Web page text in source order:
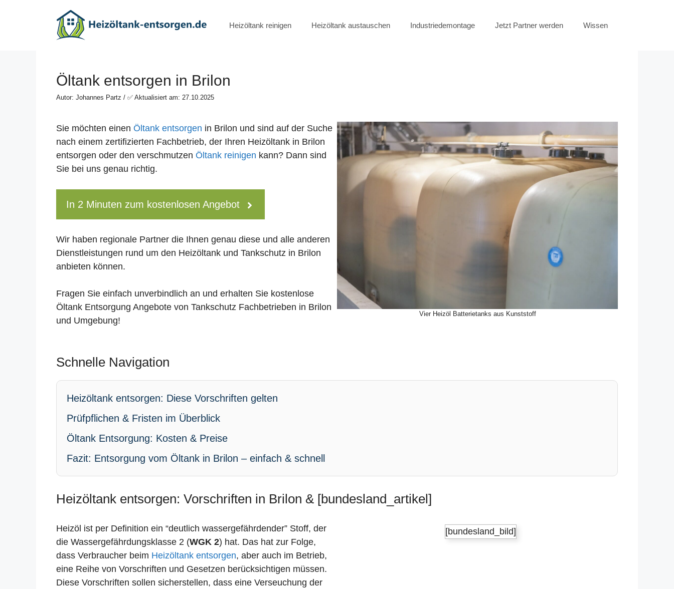
Heizöltank reinigen Heizöltank austauschen Industriedemontage Jetzt Partner werden Wissen
Öltank entsorgen in Brilon
Autor: Johannes Partz / ✅ Aktualisiert am: 27.10.2025
Sie möchten einen Öltank entsorgen in Brilon und sind auf der Suche
nach einem zertifizierten Fachbetrieb, der Ihren Heizöltank in Brilon
entsorgen oder den verschmutzen Öltank reinigen kann? Dann sind
Sie bei uns genau richtig.
In 2 Minuten zum kostenlosen Angebot
Wir haben regionale Partner die Ihnen genau diese und alle anderen
Dienstleistungen rund um den Heizöltank und Tankschutz in Brilon
anbieten können.
Fragen Sie einfach unverbindlich an und erhalten Sie kostenlose
Öltank Entsorgung Angebote von Tankschutz Fachbetrieben in Brilon
und Umgebung!
Vier Heizöl Batterietanks aus Kunststoff
Schnelle Navigation
Heizöltank entsorgen: Diese Vorschriften gelten
Prüfpflichen & Fristen im Überblick
Öltank Entsorgung: Kosten & Preise
Fazit: Entsorgung vom Öltank in Brilon – einfach & schnell
Heizöltank entsorgen: Vorschriften in Brilon & [bundesland_artikel]
Heizöl ist per Definition ein “deutlich wassergefährdender” Stoff, der
die Wassergefährdungsklasse 2 (WGK 2) hat. Das hat zur Folge,
dass Verbraucher beim Heizöltank entsorgen, aber auch im Betrieb,
eine Reihe von Vorschriften und Gesetzen berücksichtigen müssen.
Diese Vorschriften sollen sicherstellen, dass eine Verseuchung der
[bundesland_bild]